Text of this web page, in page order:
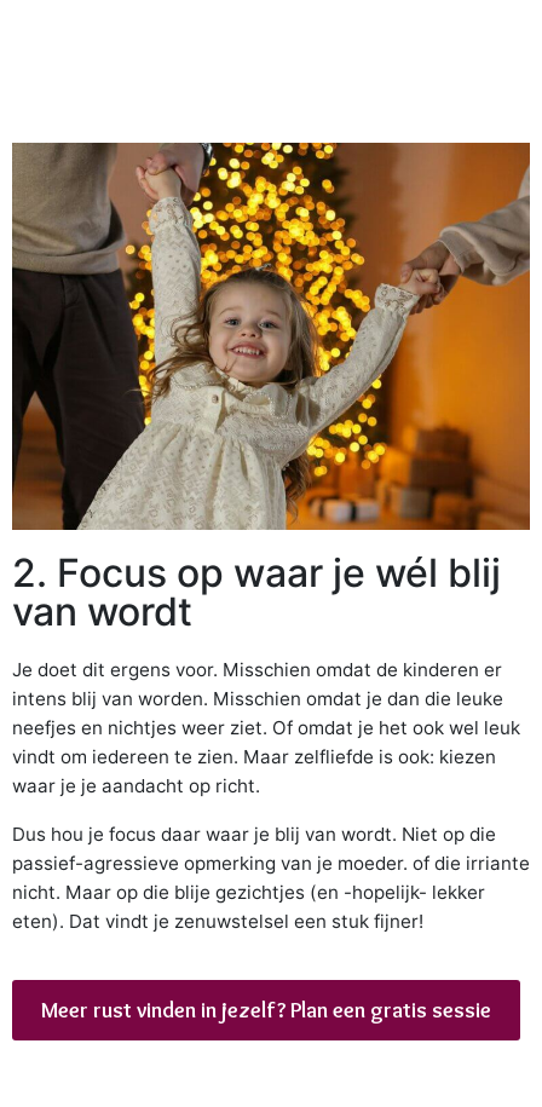
2. Focus op waar je wél blij
van wordt
Je doet dit ergens voor. Misschien omdat de kinderen er
intens blij van worden. Misschien omdat je dan die leuke
neefjes en nichtjes weer ziet. Of omdat je het ook wel leuk
vindt om iedereen te zien. Maar zelfliefde is ook: kiezen
waar je je aandacht op richt.
Dus hou je focus daar waar je blij van wordt. Niet op die
passief-agressieve opmerking van je moeder. of die irriante
nicht. Maar op die blije gezichtjes (en -hopelijk- lekker
eten). Dat vindt je zenuwstelsel een stuk fijner!
Meer rust vinden in jezelf? Plan een gratis sessie